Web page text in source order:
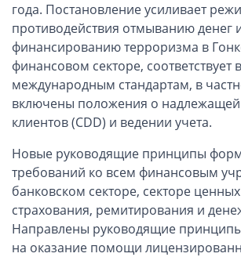
Оффшоры в Панаме
Оффшоры на Сейшелах
Турция (компания и счёт)
Счёт и карта в Турции для физлиц
Cчёт в Турции для компании
Счёт и карта в Киргизии для физлиц
Гражданство Вануату
Гражданство Сьерра-Леоне
Европейские и резидентные компании
Английские партнерства LLP
года. Постановление усиливает
противодействия отмыванию денег
финансированию терроризма в
финансовом секторе, соответствует
международным стандартам, в
включены положения о
клиентов (CDD) и ведении учета.
Новые руководящие принципы
требований ко всем финансовым
банковском секторе, секторе
страхования, ремитирования и
Направлены руководящие
на оказание помощи